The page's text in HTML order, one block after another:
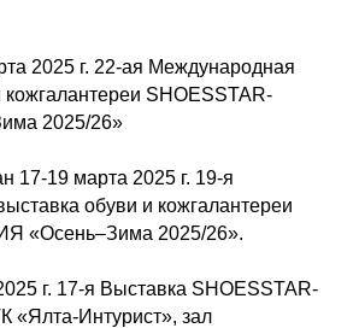
2025 г. 22-ая Международная
кожгалантереи SHOESSTAR-
2025/26»
17-19 марта 2025 г. 19-я
обуви и кожгалантереи
«Осень–Зима 2025/26».
г. 17-я Выставка SHOESSTAR-
«Ялта-Интурист», зал